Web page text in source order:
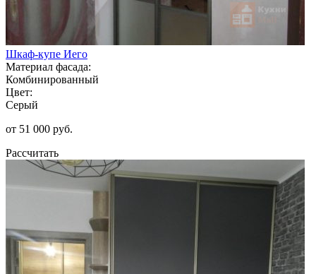
Шкаф-купе Иего
Материал фасада:
Комбинированный
Цвет:
Серый
от 51 000 руб.
Рассчитать